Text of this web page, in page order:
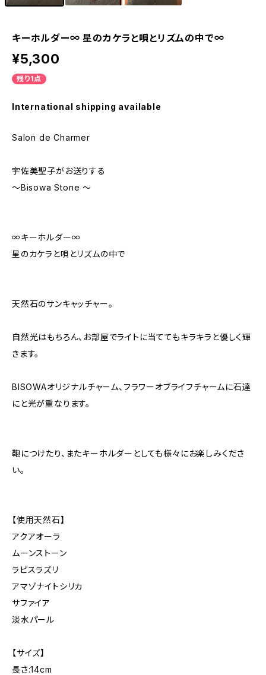
キーホルダー∞ 星のカケラと唄とリズムの中で∞
¥5,300
残り1点
International shipping available
Salon de Charmer
宇佐美聖子がお送りする
〜Bisowa Stone 〜
∞キーホルダー∞
星のカケラと唄とリズムの中で
天然石のサンキャッチャー。
自然光はもちろん、お部屋でライトに当ててもキラキラと優しく輝
きます。
BISOWAオリジナルチャーム、フラワーオブライフチャームに石達
にと光が重なります。
鞄につけたり、またキーホルダーとしても様々にお楽しみくださ
い。
【使用天然石】
アクアオーラ
ムーンストーン
ラピスラズリ
アマゾナイトシリカ
サファイア
淡水パール
【サイズ】
長さ:14cm